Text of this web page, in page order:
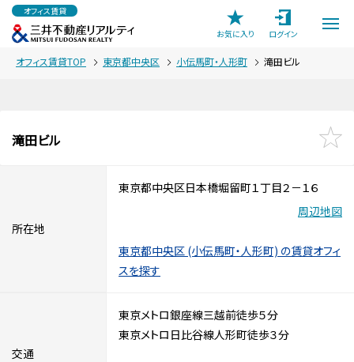
オフィス賃貸
お気に入り
ログイン
オフィス賃貸TOP 東京都中央区 小伝馬町・人形町 滝田ビル
滝田ビル
所在地
東京都中央区日本橋堀留町１丁目２－１６
周辺地図
東京都中央区 (小伝馬町・人形町) の賃貸オフィ
スを探す
交通
東京メトロ銀座線三越前徒歩５分
東京メトロ日比谷線人形町徒歩３分